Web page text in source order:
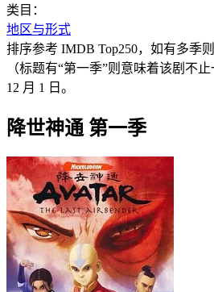
类目：
地区与形式
排序参考 IMDB Top250，如有多季
（标题有“第一季”则意味着该剧不
12 月 1 日。
降世神通 第一季